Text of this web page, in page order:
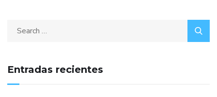
Entradas recientes